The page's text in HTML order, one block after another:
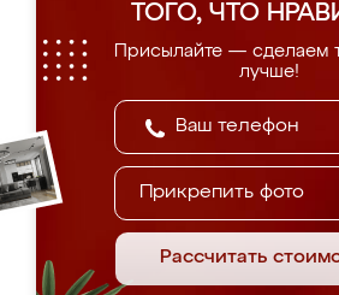
ТОГО, ЧТО
Присылайте — сделаем
лучше!
Прикрепить фото
Рассчитать